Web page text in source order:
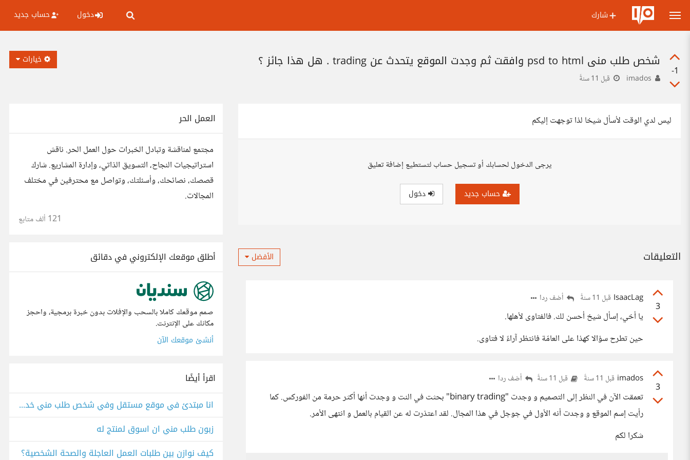
شارك دخول حساب جديد
-1
شخص طلب مني psd to html وافقت ثم وجدت الموقع يتحدث عن trading . هل هذا جائز ؟
قبل 11 سنةً
خيارات
ليس لدي الوقت لأسأل شيخا لذا توجهت إليكم
يرجى الدخول لحسابك أو تسجيل حساب لتستطيع إضافة تعليق
حساب جديد دخول
التعليقات الأفضل
3
IsaacLag قبل 11 سنةً أضف ردا
يا أخي، إسأل شيخ أحسن لك. فالفتاوى لأهلها.
حين تطرح سؤالا كهذا على العامّة فانتظر آراءً لا فتاوى.
3
imados قبل 11 سنةً قبل 11 سنةً أضف ردا
تعمقت الآن في النظر إلى التصميم و وجدت "binary trading" بحثت في النت و وجدت أنها أكثر حرمة من الفوركس. كما
رأيت إسم الموقع و وجدت أنه الأول في جوجل في هذا المجال. لقد اعتذرت له عن القيام بالعمل و انتهى الأمر.
شكرا لكم
العمل الحر
مجتمع لمناقشة وتبادل الخبرات حول العمل الحر. ناقش
استراتيجيات النجاح، التسويق الذاتي، وإدارة المشاريع. شارك
قصصك، نصائحك، وأسئلتك، وتواصل مع محترفين في مختلف
المجالات.
121 ألف متابع
أطلق موقعك الإلكتروني في دقائق
صمم موقعك كاملا بالسحب والإفلات بدون خبرة برمجية، واحجز
مكانك على الإنترنت.
أنشئ موقعك الآن
اقرأ أيضًا
انا مبتدئ في موقع مستقل وفي شخص طلب مني خدمة
زبون طلب مني ان اسوق لمنتج له
كيف نوازن بين طلبات العمل العاجلة والصحة الشخصية؟